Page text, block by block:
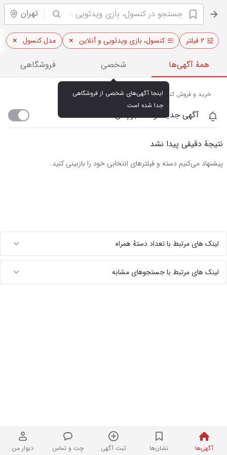
تهران
آگهی‌ها نشان‌ها ثبت آگهی چت و تماس دیوار من
۲ فیلتر کنسول، بازی ویدئویی و آنلاین مدل کنسول
همهٔ آگهی‌ها شخصی فروشگاهی
جدا شده است.
خرید و فروش کنسول بازی نو و دست دوم در تهران
آگهی جدید اومد خبرم کن
نتیجهٔ دقیقی پیدا نشد
پیشنهاد می‌کنیم دسته و فیلترهای انتخابی خود را بازبینی کنید.
لینک های مرتبط با تعداد دستهٔ همراه
لینک های مرتبط با جستجوهای مشابه